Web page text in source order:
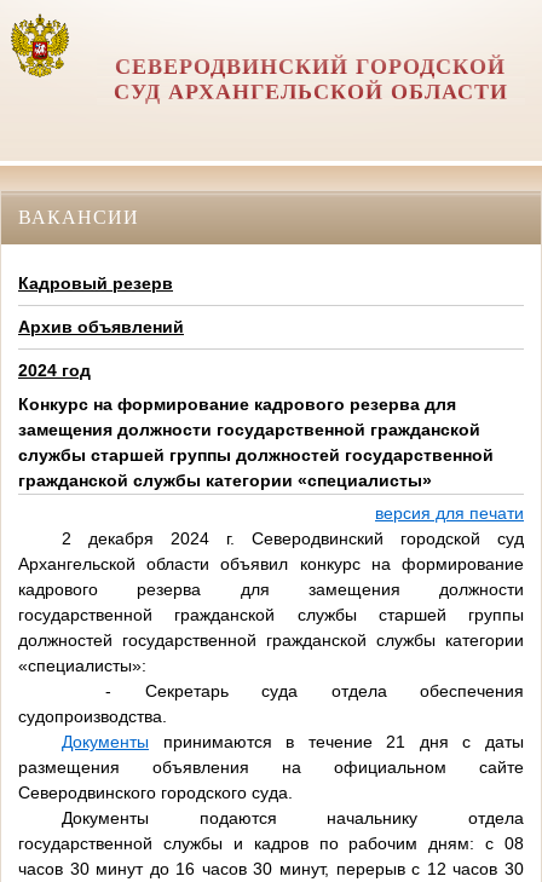
СЕВЕРОДВИНСКИЙ ГОРОДСКОЙ
СУД АРХАНГЕЛЬСКОЙ ОБЛАСТИ
ВАКАНСИИ
Кадровый резерв
Архив объявлений
2024 год
Конкурс на формирование кадрового резерва для
замещения должности государственной гражданской
службы старшей группы должностей государственной
гражданской службы категории «специалисты»
версия для печати
2 декабря 2024 г. Северодвинский городской суд
Архангельской области объявил конкурс на формирование
кадрового резерва для замещения должности
государственной гражданской службы старшей группы
должностей государственной гражданской службы категории
«специалисты»:
- Секретарь суда отдела обеспечения
судопроизводства.
Документы принимаются в течение 21 дня с даты
размещения объявления на официальном сайте
Северодвинского городского суда.
Документы подаются начальнику отдела
государственной службы и кадров по рабочим дням: с 08
часов 30 минут до 16 часов 30 минут, перерыв с 12 часов 30